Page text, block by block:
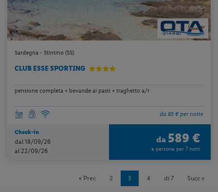
Sardegna - Stintino (SS)
CLUB ESSE SPORTING
pensione completa + bevande ai pasti + traghetto a/r
da 85 € per notte
Check-in
dal 18/09/26
al 22/09/26
da 589 €
a persona per 7 notti
« Prec 2 3 4 di 7 Succ »